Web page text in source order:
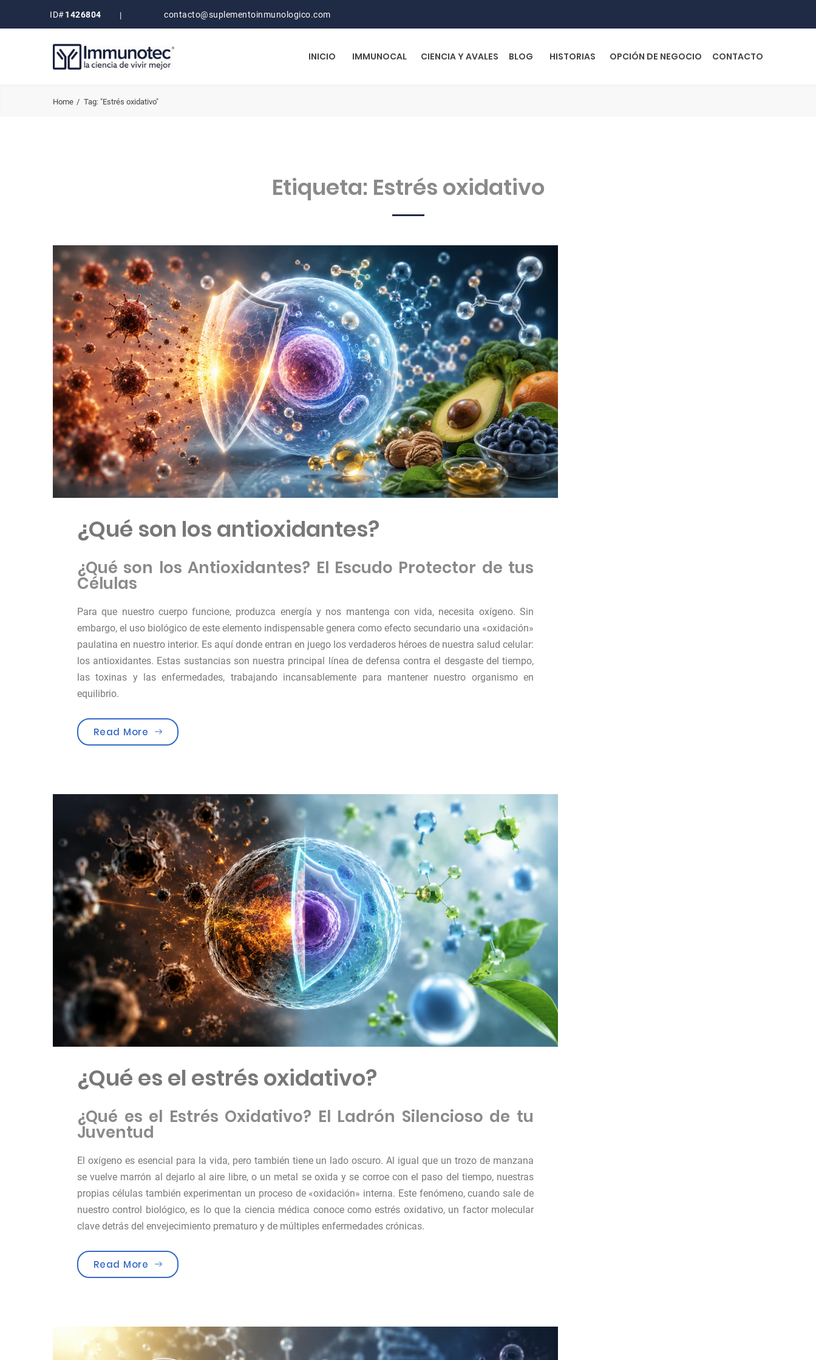
ID#1426804 | contacto@suplementoinmunologico.com
INICIO IMMUNOCAL CIENCIA Y AVALES BLOG HISTORIAS OPCIÓN DE NEGOCIO CONTACTO
Home Tag: "Estrés oxidativo"
Etiqueta: Estrés oxidativo
¿Qué son los antioxidantes?
¿Qué son los Antioxidantes? El Escudo Protector de tus
Células
Para que nuestro cuerpo funcione, produzca energía y nos mantenga con vida, necesita oxígeno. Sin
embargo, el uso biológico de este elemento indispensable genera como efecto secundario una «oxidación»
paulatina en nuestro interior. Es aquí donde entran en juego los verdaderos héroes de nuestra salud celular:
los antioxidantes. Estas sustancias son nuestra principal línea de defensa contra el desgaste del tiempo,
las toxinas y las enfermedades, trabajando incansablemente para mantener nuestro organismo en
equilibrio.
Read More «¿Qué son los antioxidantes?»
¿Qué es el estrés oxidativo?
¿Qué es el Estrés Oxidativo? El Ladrón Silencioso de tu
Juventud
El oxígeno es esencial para la vida, pero también tiene un lado oscuro. Al igual que un trozo de manzana
se vuelve marrón al dejarlo al aire libre, o un metal se oxida y se corroe con el paso del tiempo, nuestras
propias células también experimentan un proceso de «oxidación» interna. Este fenómeno, cuando sale de
nuestro control biológico, es lo que la ciencia médica conoce como estrés oxidativo, un factor molecular
clave detrás del envejecimiento prematuro y de múltiples enfermedades crónicas.
Read More «¿Qué es el estrés oxidativo?»